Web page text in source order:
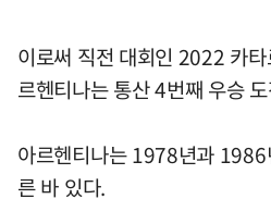
이로써 직전 대회인 2022 카
르헨티나는 통산 4번째 우승
아르헨티나는 1978년과
른 바 있다.